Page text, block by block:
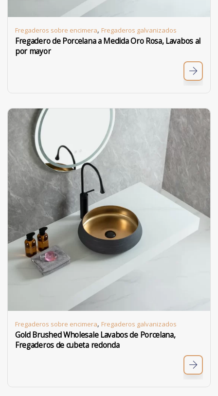
Fregaderos sobre encimera, Fregaderos galvanizados
Fregadero de Porcelana a Medida Oro Rosa, Lavabos al
por mayor
Fregaderos sobre encimera, Fregaderos galvanizados
Gold Brushed Wholesale Lavabos de Porcelana,
Fregaderos de cubeta redonda